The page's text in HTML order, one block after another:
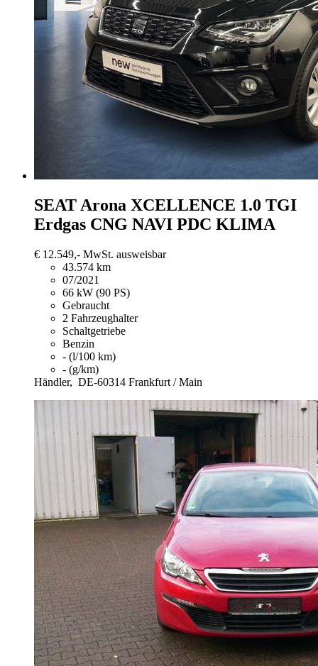
SEAT Arona XCELLENCE 1.0 TGI
Erdgas CNG NAVI PDC KLIMA
€ 12.549,- MwSt. ausweisbar
43.574 km
07/2021
66 kW (90 PS)
Gebraucht
2 Fahrzeughalter
Schaltgetriebe
Benzin
- (l/100 km)
- (g/km)
Händler, DE-60314 Frankfurt / Main